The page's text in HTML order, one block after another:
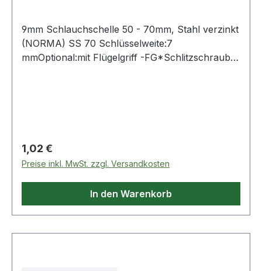
9mm Schlauchschelle 50 - 70mm, Stahl verzinkt
(NORMA) SS 70 Schlüsselweite:7
mmOptional:mit Flügelgriff -FG*Schlitzschraube
Regulärer Preis:
1,02 €
Preise inkl. MwSt. zzgl. Versandkosten
In den Warenkorb